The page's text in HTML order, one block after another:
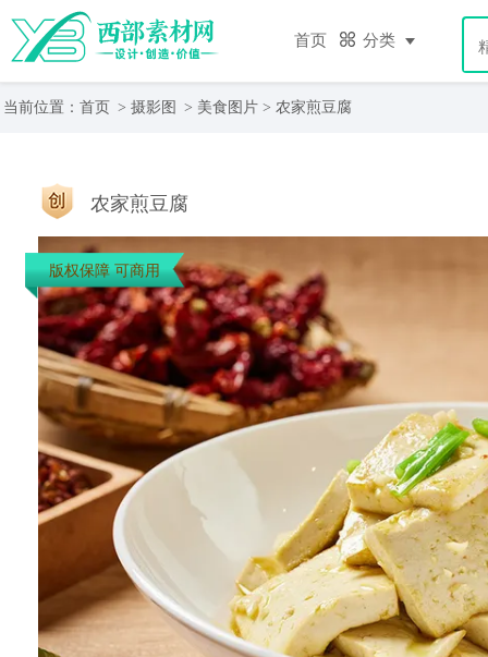
首页 分类
当前位置： 首页 > 摄影图 > 美食图片 > 农家煎豆腐
农家煎豆腐
版权保障 可商用